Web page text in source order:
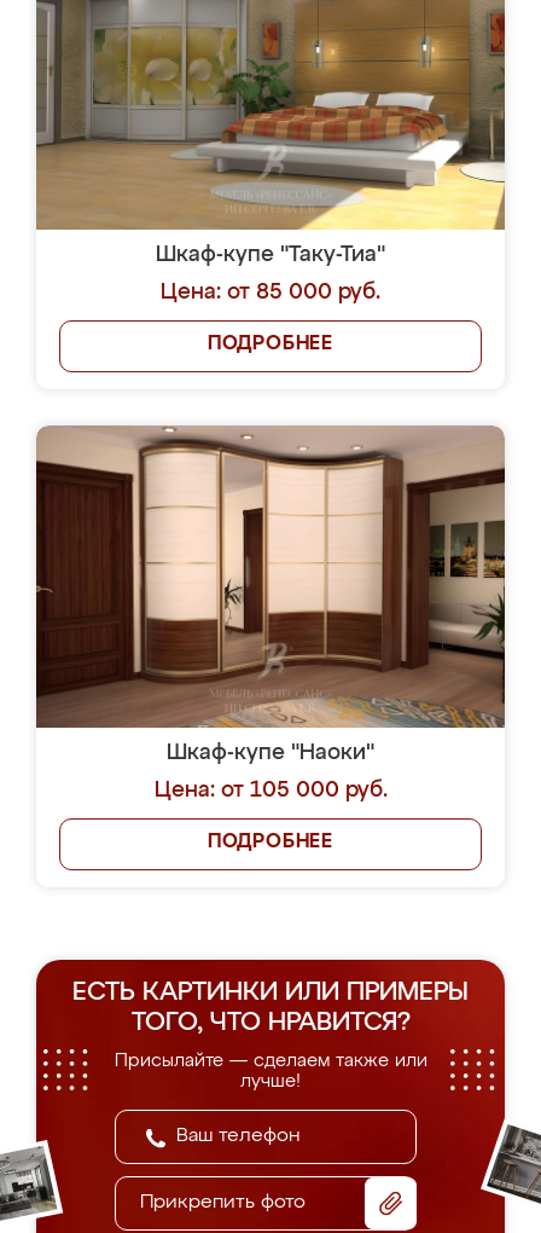
Шкаф-купе "Таку-Тиа"
Цена: от 85 000 руб.
ПОДРОБНЕЕ
Шкаф-купе "Наоки"
Цена: от 105 000 руб.
ПОДРОБНЕЕ
ЕСТЬ КАРТИНКИ ИЛИ ПРИМЕРЫ
ТОГО, ЧТО НРАВИТСЯ?
Присылайте — сделаем также или
лучше!
Прикрепить фото